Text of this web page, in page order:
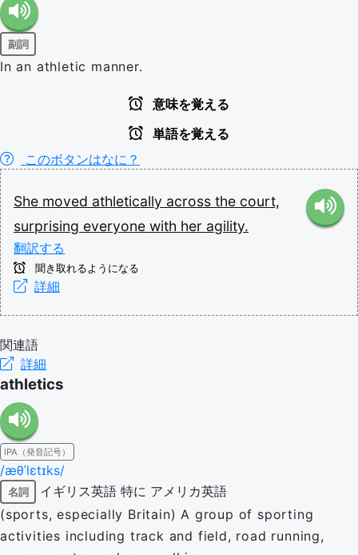
副詞
In an athletic manner.
意味を覚える
単語を覚える
このボタンはなに？
She moved athletically across the court,
surprising everyone with her agility.
翻訳する
聞き取れるようになる
詳細
関連語
詳細
athletics
IPA（発音記号）
/æθˈlɛtɪks/
名詞 イギリス英語 特に アメリカ英語
(sports, especially Britain) A group of sporting
activities including track and field, road running,